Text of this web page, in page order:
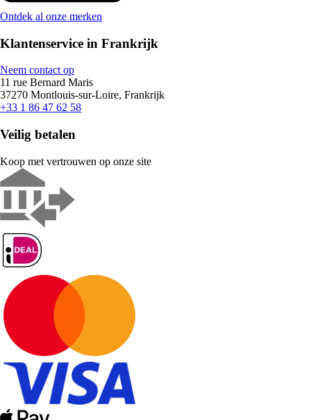
Ontdek al onze merken
Klantenservice in Frankrijk
Neem contact op
11 rue Bernard Maris
37270 Montlouis-sur-Loire, Frankrijk
+33 1 86 47 62 58
Veilig betalen
Koop met vertrouwen op onze site